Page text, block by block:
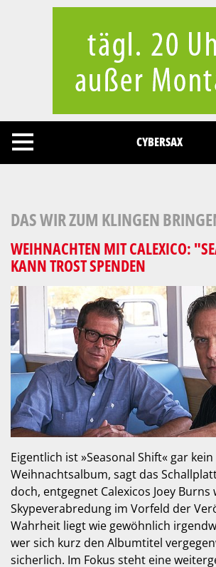
CYBERSAX
DAS WIR ZUM KLINGEN
WEIHNACHTEN MIT CALEXICO:
KANN TROST SPENDEN
Eigentlich ist »Seasonal Shift« gar kein
Weihnachtsalbum, sagt das
doch, entgegnet Calexicos Joey
Skypeverabredung im Vorfeld der
Wahrheit liegt wie gewöhnlich
wer sich kurz den Albumtitel
sicherlich. Im Fokus steht eine
Cookies management panel